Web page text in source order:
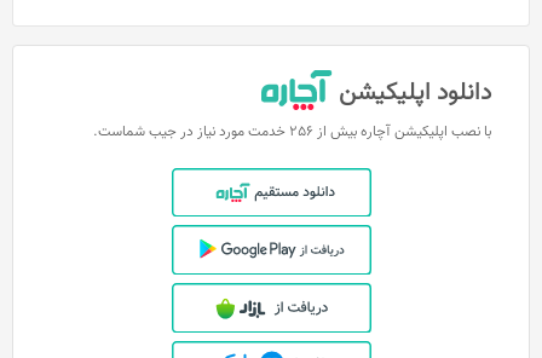
دانلود اپلیکیشن
با نصب اپلیکیشن آچاره بیش از 256 خدمت مورد نیاز در جیب شماست.